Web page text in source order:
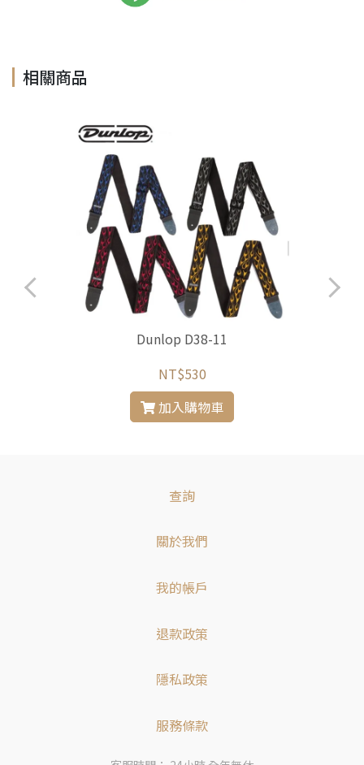
相關商品
Dunlop D38-11
NT$530
加入購物車
查詢
關於我們
我的帳戶
退款政策
隱私政策
服務條款